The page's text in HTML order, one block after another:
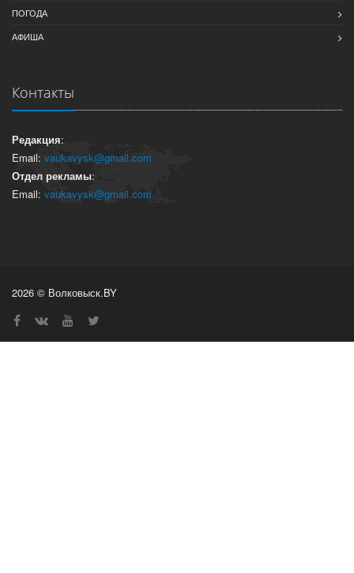
ПОГОДА
АФИША
Контакты
Редакция:
Email: vaukavysk@gmail.com
Отдел рекламы:
Email: vaukavysk@gmail.com
2026 © Волковыск.BY